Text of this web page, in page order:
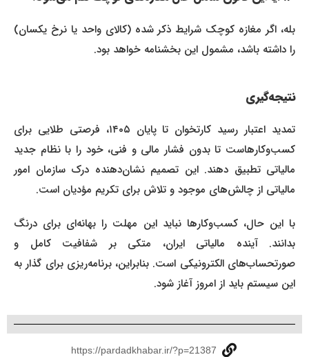
بله، اگر مغازه کوچک شرایط ذکر شده (کالای واحد یا نرخ یکسان)
را داشته باشد، مشمول این بخشنامه خواهد بود.
نتیجه‌گیری
تمدید اعتبار رسید کارتخوان تا پایان ۱۴۰۵، فرصتی طلایی برای
کسب‌وکارهاست تا بدون فشار مالی و فنی، خود را با نظام جدید
مالیاتی تطبیق دهند. این تصمیم نشان‌دهنده درک سازمان امور
مالیاتی از چالش‌های موجود و تلاش برای تکریم مؤدیان است.
با این حال، کسب‌وکارها نباید این مهلت را بهانه‌ای برای درنگ
بدانند. آینده مالیاتی ایران، متکی بر شفافیت کامل و
صورتحساب‌های الکترونیکی است. بنابراین، برنامه‌ریزی برای گذار به
این سیستم باید از امروز آغاز شود.
https://pardadkhabar.ir/?p=21387